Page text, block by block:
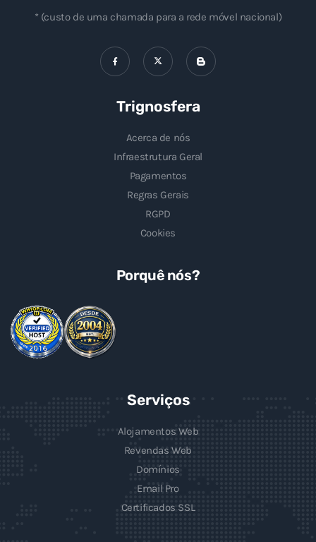
* (custo de uma chamada para a rede móvel nacional)
Trignosfera
Acerca de nós
Infraestrutura Geral
Pagamentos
Regras Gerais
RGPD
Cookies
Porquê nós?
Serviços
Alojamentos Web
Revendas Web
Domínios
Email Pro
Certificados SSL